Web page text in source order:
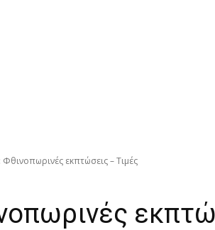
Φθινοπωρινές εκπτώσεις – Τιμές